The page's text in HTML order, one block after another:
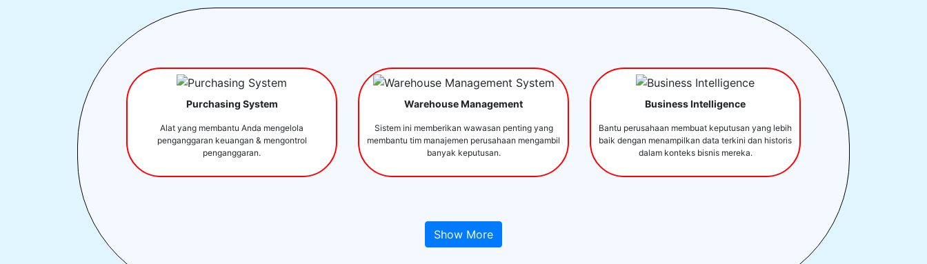
Purchasing System
Alat yang membantu Anda mengelola
penganggaran keuangan & mengontrol
penganggaran.
Warehouse Management
Sistem ini memberikan wawasan penting yang
membantu tim manajemen perusahaan mengambil
banyak keputusan.
Business Intelligence
Bantu perusahaan membuat keputusan yang lebih
baik dengan menampilkan data terkini dan historis
dalam konteks bisnis mereka.
Show More